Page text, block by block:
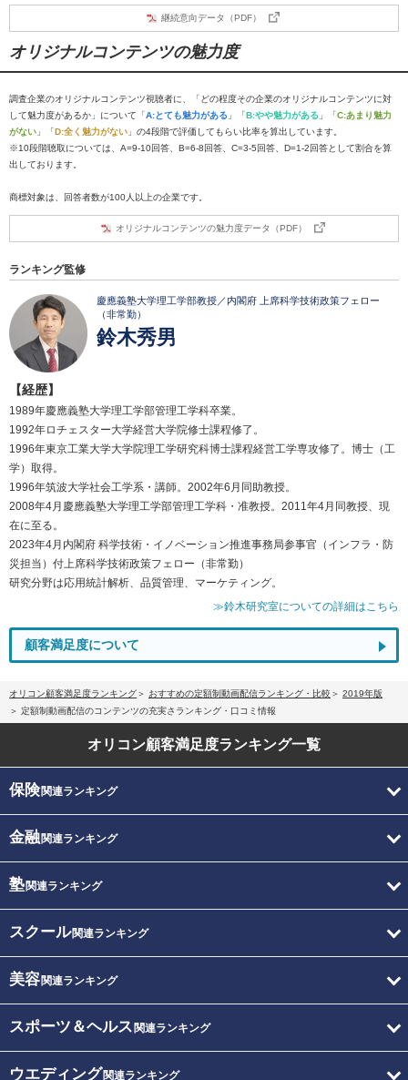
継続意向データ（PDF）
オリジナルコンテンツの魅力度
調査企業のオリジナルコンテンツ視聴者に、「どの程度その企業のオリジナルコンテンツに対
して魅力度があるか」について「A:とても魅力がある 」「B:やや魅力がある 」「C:あまり魅力
がない 」「D:全く魅力がない 」の4段階で評価してもらい比率を算出しています。
※10段階聴取については、A=9-10回答、B=6-8回答、C=3-5回答、D=1-2回答として割合を算
出しております。
商標対象は、回答者数が100人以上の企業です。
オリジナルコンテンツの魅力度データ（PDF）
ランキング監修
慶應義塾大学理工学部教授／内閣府 上席科学技術政策フェロー
（非常勤）
鈴木秀男
【経歴】
1989年慶應義塾大学理工学部管理工学科卒業。
1992年ロチェスター大学経営大学院修士課程修了。
1996年東京工業大学大学院理工学研究科博士課程経営工学専攻修了。博士（工
学）取得。
1996年筑波大学社会工学系・講師。2002年6月同助教授。
2008年4月慶應義塾大学理工学部管理工学科・准教授。2011年4月同教授、現
在に至る。
2023年4月内閣府 科学技術・イノベーション推進事務局参事官（インフラ・防
災担当）付上席科学技術政策フェロー（非常勤）
研究分野は応用統計解析、品質管理、マーケティング。
≫鈴木研究室についての詳細はこちら
顧客満足度について
オリコン顧客満足度ランキング おすすめの定額制動画配信ランキング・比較
2019年版
定額制動画配信のコンテンツの充実さランキング・口コミ情報
オリコン顧客満足度ランキング一覧
保険関連ランキング
金融関連ランキング
塾関連ランキング
スクール関連ランキング
美容関連ランキング
スポーツ＆ヘルス 関連ランキング
ウエディング関連ランキング